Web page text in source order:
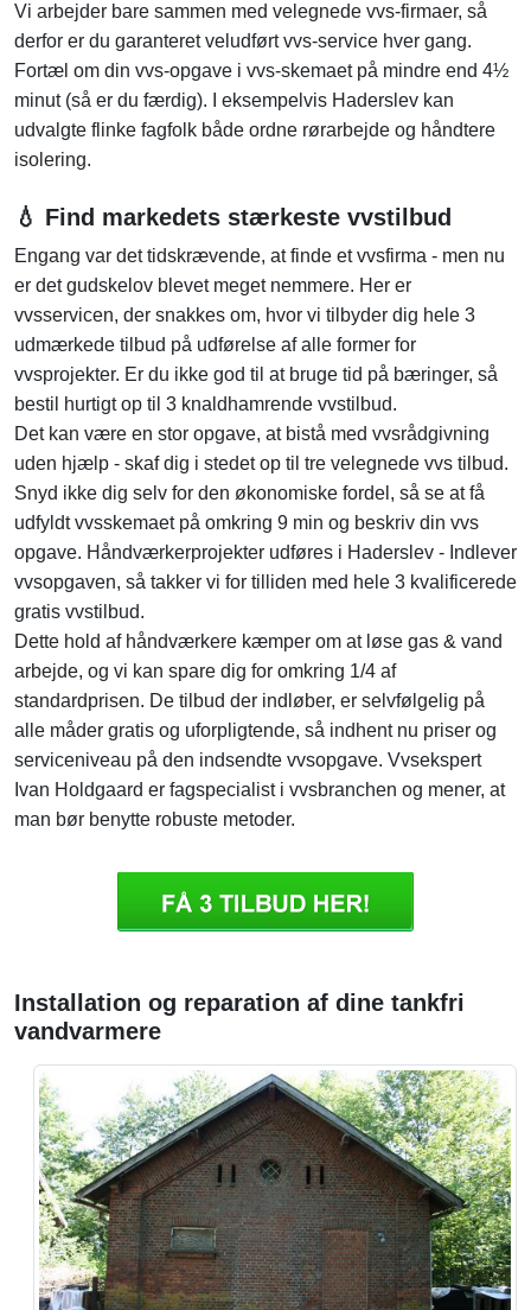
Vi arbejder bare sammen med velegnede vvs-firmaer, så
derfor er du garanteret veludført vvs-service hver gang.
Fortæl om din vvs-opgave i vvs-skemaet på mindre end 4½
minut (så er du færdig). I eksempelvis Haderslev kan
udvalgte flinke fagfolk både ordne rørarbejde og håndtere
isolering.
💧 Find markedets stærkeste vvstilbud
Engang var det tidskrævende, at finde et vvsfirma - men nu
er det gudskelov blevet meget nemmere. Her er
vvsservicen, der snakkes om, hvor vi tilbyder dig hele 3
udmærkede tilbud på udførelse af alle former for
vvsprojekter. Er du ikke god til at bruge tid på bæringer, så
bestil hurtigt op til 3 knaldhamrende vvstilbud.
Det kan være en stor opgave, at bistå med vvsrådgivning
uden hjælp - skaf dig i stedet op til tre velegnede vvs tilbud.
Snyd ikke dig selv for den økonomiske fordel, så se at få
udfyldt vvsskemaet på omkring 9 min og beskriv din vvs
opgave. Håndværkerprojekter udføres i Haderslev - Indlever
vvsopgaven, så takker vi for tilliden med hele 3 kvalificerede
gratis vvstilbud.
Dette hold af håndværkere kæmper om at løse gas & vand
arbejde, og vi kan spare dig for omkring 1/4 af
standardprisen. De tilbud der indløber, er selvfølgelig på
alle måder gratis og uforpligtende, så indhent nu priser og
serviceniveau på den indsendte vvsopgave. Vvsekspert
Ivan Holdgaard er fagspecialist i vvsbranchen og mener, at
man bør benytte robuste metoder.
Installation og reparation af dine tankfri
vandvarmere